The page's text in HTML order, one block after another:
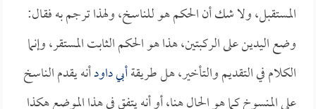
المستقبل، ولا شك أن الحكم هو للناسخ، ولهذا ترجم به فقال:
وضع اليدين على الركبتين، هذا هو الحكم الثابت المستقر، وإنما
الكلام في التقديم والتأخير، هل طريقةأبي داودأنه يقدم الناسخ